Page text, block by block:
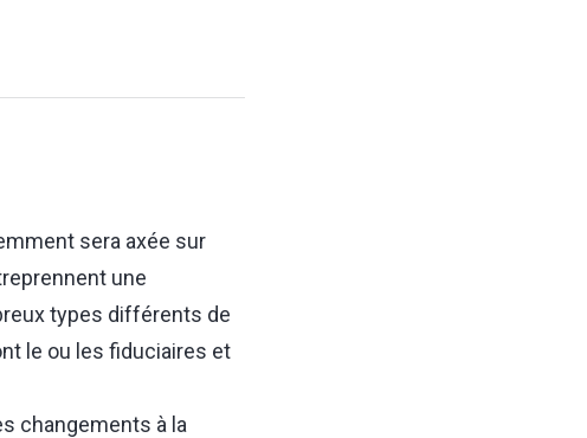
sera axée sur
une
types différents de
le ou les fiduciaires et
changements à la